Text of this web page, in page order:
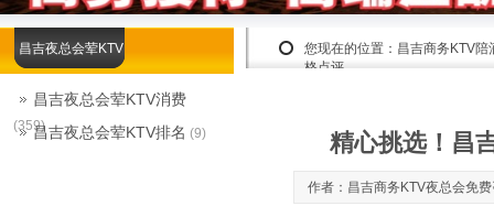
您现在的位置： 昌吉商务KTV陪
格点评
精心挑选！昌
作者：昌吉商务KTV夜总会免
昌吉夜总会荤KTV
昌吉夜总会荤KTV消费
(359)昌吉夜总会荤KTV排名 (9)